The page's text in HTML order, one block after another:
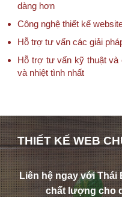
dàng hơn
Công nghệ thiết kế
Hỗ trợ tư vấn các giải
Hỗ trợ tư vấn kỹ thuật và
và nhiệt tình nhất
THIẾT KẾ WEB
Liên hệ ngay với Thái
chất lượng cho